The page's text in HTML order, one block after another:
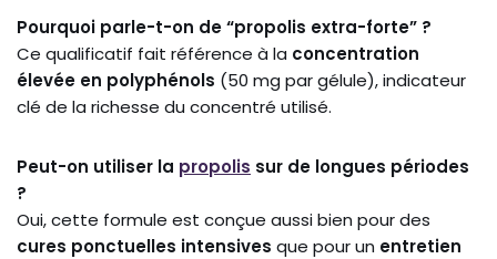
Pourquoi parle-t-on de “propolis extra-forte” ?
Ce qualificatif fait référence à la concentration
élevée en polyphénols (50 mg par gélule), indicateur
clé de la richesse du concentré utilisé.
Peut-on utiliser la propolis sur de longues périodes
?
Oui, cette formule est conçue aussi bien pour des
cures ponctuelles intensives que pour un entretien